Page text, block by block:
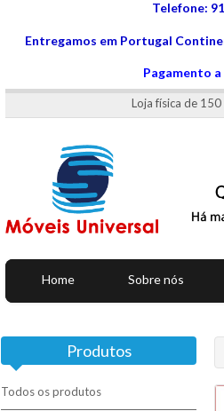
Telefone:
Entregamos em Portugal
Pagamento
Loja física de
Home Sobre nós
Produtos
Todos os produtos